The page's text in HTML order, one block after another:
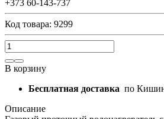
+373 60-143-737
Код товара: 9299
В корзину
Бесплатная доставка по
Описание